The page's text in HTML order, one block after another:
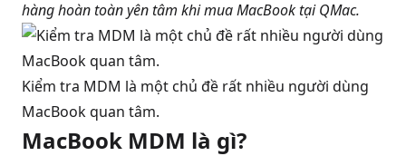
hàng hoàn toàn yên tâm khi mua MacBook tại QMac.
Kiểm tra MDM là một chủ đề rất nhiều người dùng
MacBook quan tâm.
MacBook MDM là gì?